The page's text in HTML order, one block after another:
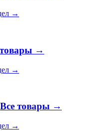
→
→
→
Все товары →
→